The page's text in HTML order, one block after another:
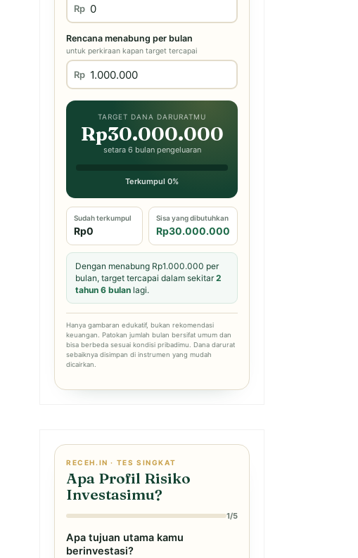
Rp
Rencana menabung per bulan
untuk perkiraan kapan target tercapai
Rp
TARGET DANA DARURATMU
Rp30.000.000
setara 6 bulan pengeluaran
Terkumpul 0%
Sudah terkumpul
Rp0
Sisa yang dibutuhkan
Rp30.000.000
Dengan menabung Rp1.000.000 per
bulan, target tercapai dalam sekitar2
tahun 6 bulan lagi.
Hanya gambaran edukatif, bukan rekomendasi
keuangan. Patokan jumlah bulan bersifat umum dan
bisa berbeda sesuai kondisi pribadimu. Dana darurat
sebaiknya disimpan di instrumen yang mudah
dicairkan.
RECEH.IN · TES SINGKAT
Apa Profil Risiko
Investasimu?
1/5
Apa tujuan utama kamu
berinvestasi?